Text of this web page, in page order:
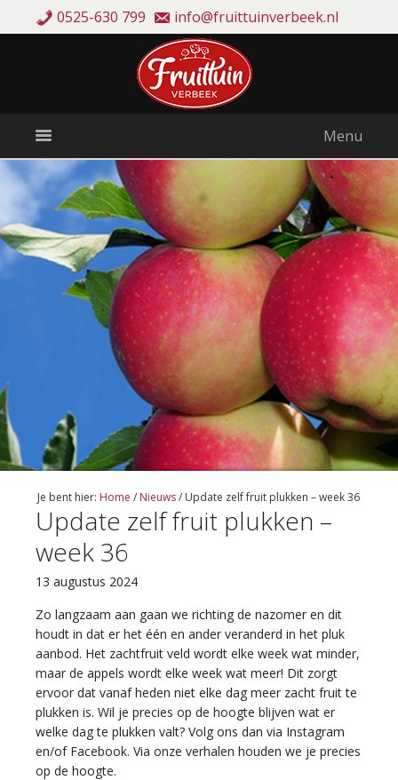
0525-630 799 info@fruittuinverbeek.nl
Menu
Je bent hier: Home / Nieuws/ Update zelf fruit plukken – week 36
Update zelf fruit plukken –
week 36
13 augustus 2024
Zo langzaam aan gaan we richting de nazomer en dit
houdt in dat er het één en ander veranderd in het pluk
aanbod. Het zachtfruit veld wordt elke week wat minder,
maar de appels wordt elke week wat meer! Dit zorgt
ervoor dat vanaf heden niet elke dag meer zacht fruit te
plukken is. Wil je precies op de hoogte blijven wat er
welke dag te plukken valt? Volg ons dan via Instagram
en/of Facebook. Via onze verhalen houden we je precies
op de hoogte.